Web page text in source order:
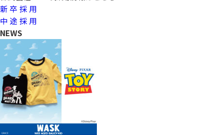
新 卒 採 用
中 途 採 用
NEWS